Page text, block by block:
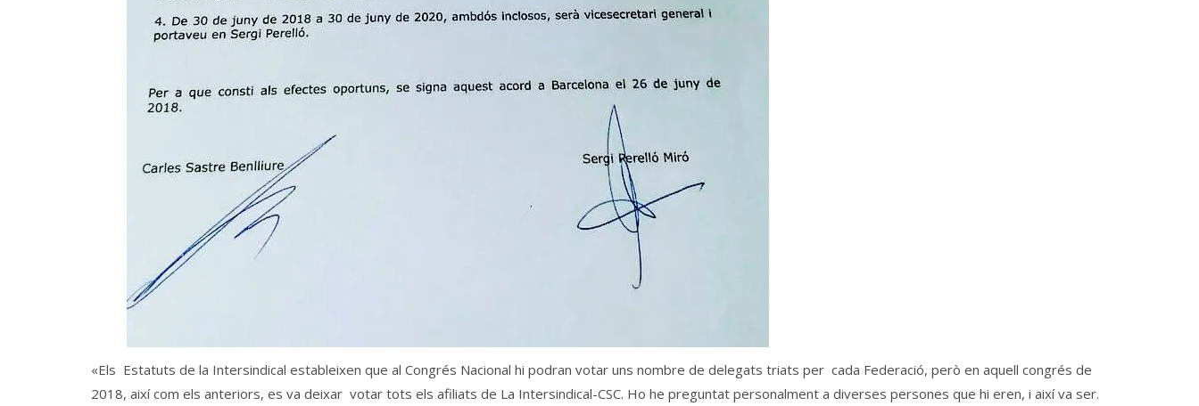
«Els Estatuts de la Intersindical estableixen que al Congrés Nacional hi podran votar uns nombre de delegats triats per cada Federació, però en aquell congrés de
2018, així com els anteriors, es va deixar votar tots els afiliats de La Intersindical-CSC. Ho he preguntat personalment a diverses persones que hi eren, i així va ser.